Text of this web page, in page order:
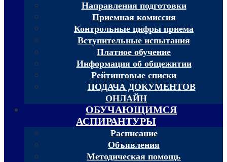
Направления подготовки
Приемная комиссия
Контрольные цифры приема
Вступительные испытания
Платное обучение
Информация об общежитии
Рейтинговые списки
ПОДАЧА ДОКУМЕНТОВ
ОНЛАЙН
ОБУЧАЮЩИМСЯ
АСПИРАНТУРЫ
Расписание
Объявления
Методическая помощь